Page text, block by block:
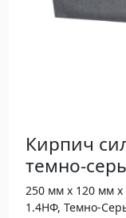
Кирпич
темно-
250 мм х 120 мм
1.4НФ, Темно-